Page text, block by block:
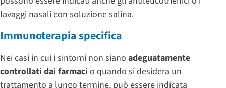
lavaggi nasali con soluzione salina.
Immunoterapia specifica
Nei casi in cui i sintomi non siano adeguatamente
controllati dai farmaci o quando si desidera un
trattamento a lungo termine, può essere indicata